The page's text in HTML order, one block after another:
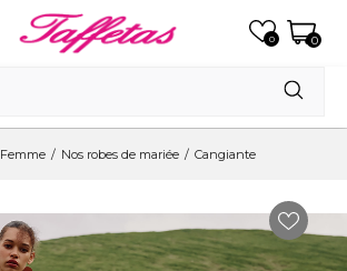
0
0
Femme Nos robes de mariée Cangiante